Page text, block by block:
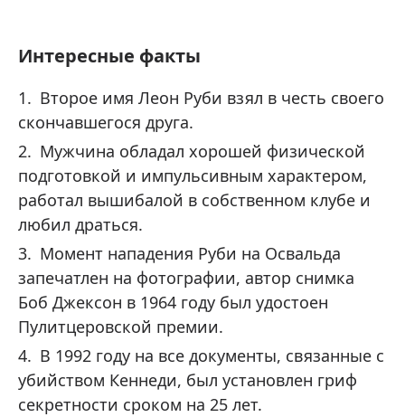
Интересные факты
Второе имя Леон Руби взял в честь своего
скончавшегося друга.
Мужчина обладал хорошей физической
подготовкой и импульсивным характером,
работал вышибалой в собственном клубе и
любил драться.
Момент нападения Руби на Освальда
запечатлен на фотографии, автор снимка
Боб Джексон в 1964 году был удостоен
Пулитцеровской премии.
В 1992 году на все документы, связанные с
убийством Кеннеди, был установлен гриф
секретности сроком на 25 лет.